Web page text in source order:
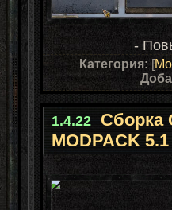
-
Категория: [
1.4.22
Сборка
MODPACK 5.1